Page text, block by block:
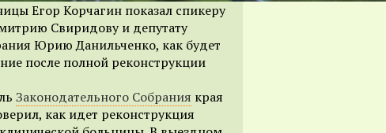
Егор Корчагин показал спикеру
Свиридову и депутату
Юрию Данильченко, как будет
после полной реконструкции
Законодательного Собрания края
как идет реконструкция